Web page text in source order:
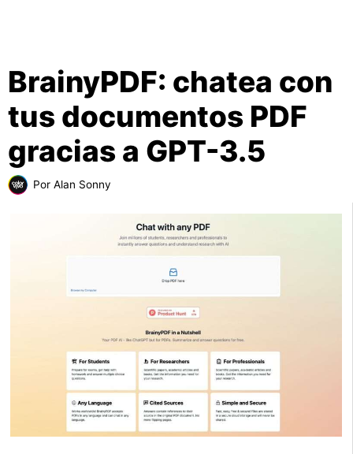
BrainyPDF: chatea con
tus documentos PDF
gracias a GPT-3.5
Por Alan Sonny